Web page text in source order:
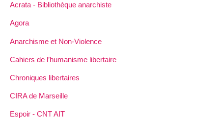
Acrata - Bibliothèque anarchiste
Agora
Anarchisme et Non-Violence
Cahiers de l’humanisme libertaire
Chroniques libertaires
CIRA de Marseille
Espoir - CNT AIT